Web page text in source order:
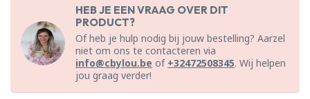
HEB JE EEN VRAAG OVER DIT
PRODUCT?
Of heb je hulp nodig bij jouw bestelling? Aarzel
niet om ons te contacteren via
info@cbylou.be of +32472508345. Wij helpen
jou graag verder!